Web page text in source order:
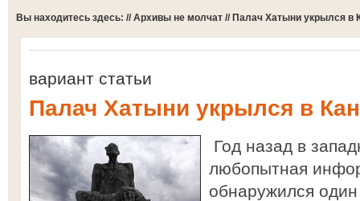
Вы находитесь здесь: //Архивы не молчат // Палач Хатыни укрылся в
вариант статьи
Палач Хатыни укрылся в
Год назад в
любопытная
обнаружился